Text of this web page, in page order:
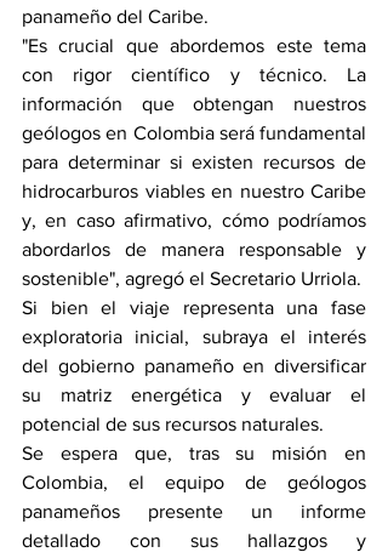
panameño del Caribe.
"Es crucial que abordemos este tema
con rigor científico y técnico. La
información que obtengan nuestros
geólogos en Colombia será fundamental
para determinar si existen recursos de
hidrocarburos viables en nuestro Caribe
y, en caso afirmativo, cómo podríamos
abordarlos de manera responsable y
sostenible", agregó el Secretario Urriola.
Si bien el viaje representa una fase
exploratoria inicial, subraya el interés
del gobierno panameño en diversificar
su matriz energética y evaluar el
potencial de sus recursos naturales.
Se espera que, tras su misión en
Colombia, el equipo de geólogos
panameños presente un informe
detallado con sus hallazgos y